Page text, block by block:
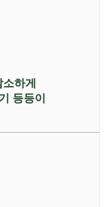
하게
등등이